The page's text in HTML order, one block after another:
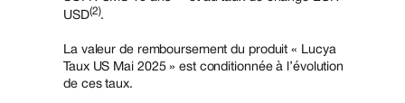
USD(2).
La valeur de remboursement du produit « Lucya
Taux US Mai 2025 » est conditionnée à l’évolution
de ces taux.